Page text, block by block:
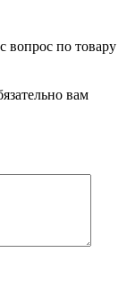
вопрос по товару
вам